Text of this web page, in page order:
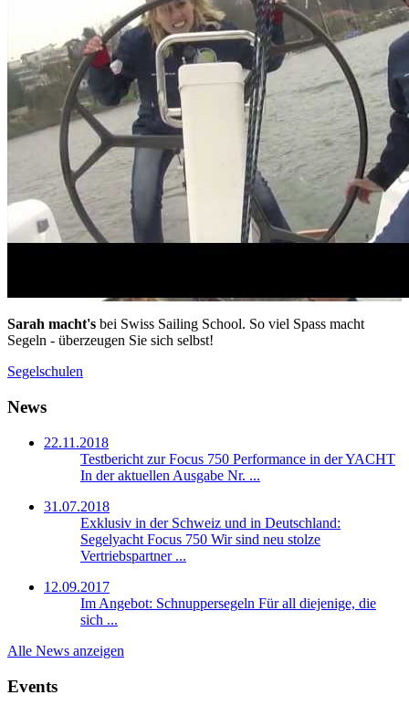
Sarah macht's bei Swiss Sailing School. So viel Spass macht
Segeln - überzeugen Sie sich selbst!
Segelschulen
News
22.11.2018
Testbericht zur Focus 750 Performance in der YACHT
In der aktuellen Ausgabe Nr. ...
31.07.2018
Exklusiv in der Schweiz und in Deutschland:
Segelyacht Focus 750 Wir sind neu stolze
Vertriebspartner ...
12.09.2017
Im Angebot: Schnuppersegeln Für all diejenige, die
sich ...
Alle News anzeigen
Events